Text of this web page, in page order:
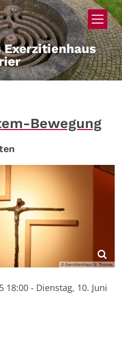
Bewegung
© Exerzitienhaus St. Thomas
18:00 - Dienstag, 10. Juni